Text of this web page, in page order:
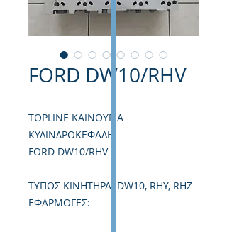
FORD DW10/RHV
TOPLINE ΚΑΙΝΟΥΡΙΑ
ΚΥΛΙΝΔΡΟΚΕΦΑΛΗ
FORD DW10/RHV
TΥΠΟΣ ΚΙΝΗΤΗΡΑ: DW10, RHY, RHZ
ΕΦΑΡΜΟΓΕΣ: